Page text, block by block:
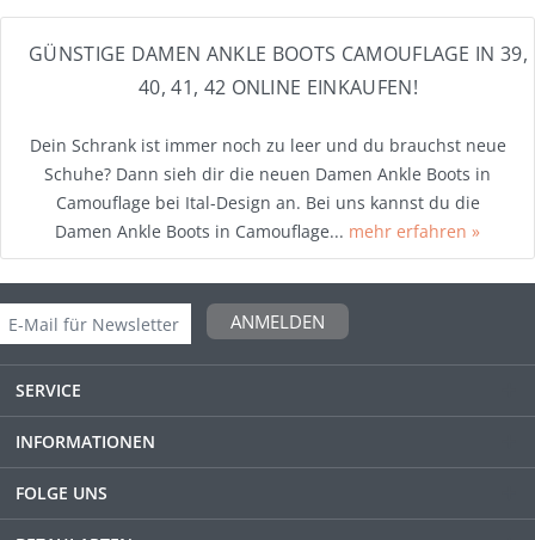
GÜNSTIGE DAMEN ANKLE BOOTS CAMOUFLAGE IN 39,
40, 41, 42 ONLINE EINKAUFEN!
Dein Schrank ist immer noch zu leer und du brauchst neue
Schuhe? Dann sieh dir die neuen Damen Ankle Boots in
Camouflage bei Ital-Design an. Bei uns kannst du die
Damen Ankle Boots in Camouflage... mehr erfahren »
ANMELDEN
SERVICE
INFORMATIONEN
FOLGE UNS